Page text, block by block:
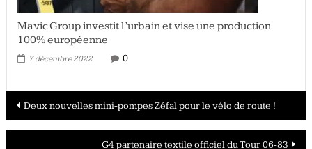
Mavic Group investit l’urbain et vise une production
100% européenne
7 décembre 2022 0
Navigation
des
Deux nouvelles mini-pompes Zéfal pour le vélo de route !
G4 partenaire textile officiel du Tour 06-83